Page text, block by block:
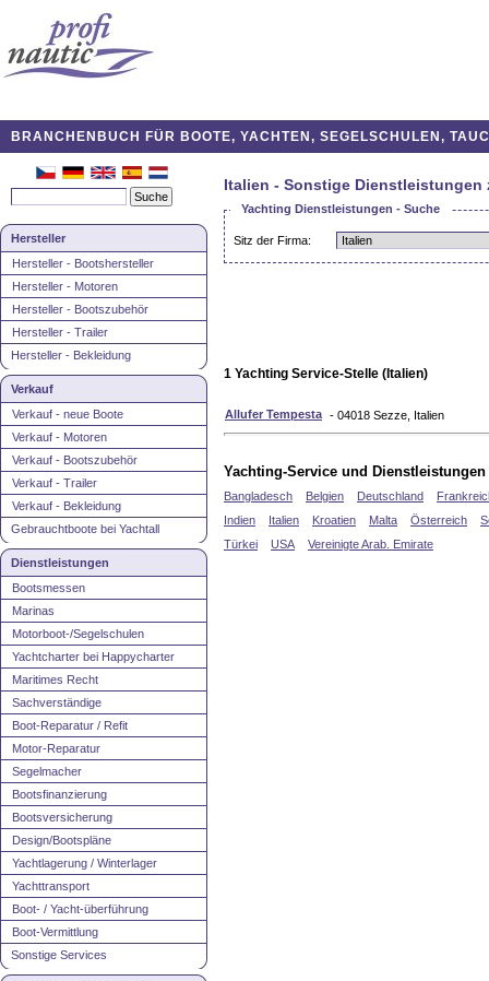
BRANCHENBUCH FÜR BOOTE, YACHTEN, SEGELSCHULEN,
Hersteller
Hersteller - Bootshersteller
Hersteller - Motoren
Hersteller - Bootszubehör
Hersteller - Trailer
Hersteller - Bekleidung
Verkauf
Verkauf - neue Boote
Verkauf - Motoren
Verkauf - Bootszubehör
Verkauf - Trailer
Verkauf - Bekleidung
Gebrauchtboote bei Yachtall
Dienstleistungen
Bootsmessen
Marinas
Motorboot-/Segelschulen
Yachtcharter bei Happycharter
Maritimes Recht
Sachverständige
Boot-Reparatur / Refit
Motor-Reparatur
Segelmacher
Bootsfinanzierung
Bootsversicherung
Design/Bootspläne
Yachtlagerung / Winterlager
Yachttransport
Boot- / Yacht-überführung
Boot-Vermittlung
Sonstige Services
Italien - Sonstige Dienstleistungen
Yachting Dienstleistungen - Suche
Sitz der Firma:
1 Yachting Service-Stelle (Italien)
Allufer Tempesta - 04018 Sezze, Italien
Yachting-Service und Dienstleistungen
Bangladesch Belgien Deutschland
Indien
Italien Kroatien Malta Österreich
Türkei
USA Vereinigte Arab. Emirate